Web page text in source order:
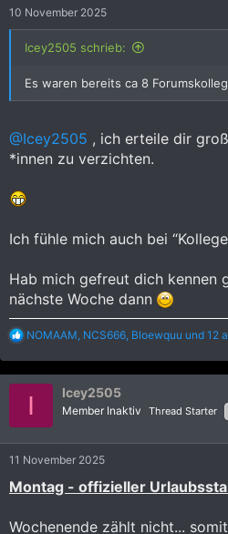
n
:
10 November 2025
Icey2505 schrieb:
Es waren bereits ca 8
@Icey2505 , ich erteile dir
*innen zu verzichten.
Ich fühle mich auch bei
Hab mich gefreut dich kennen
nächste Woche dann
R
a
k
n
NOMAAM, NCS666, Bloewquu und 12
I Icey2505
Member Inaktiv Thread Starter
11 November 2025
Montag - offizieller
Wochenende zählt nicht...